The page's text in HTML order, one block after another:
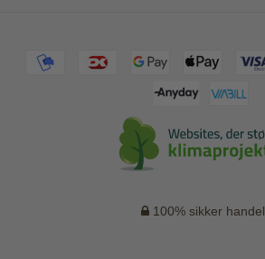
100% sikker handel